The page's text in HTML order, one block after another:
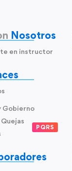
Nosotros
en instructor
Gobierno
PQRS